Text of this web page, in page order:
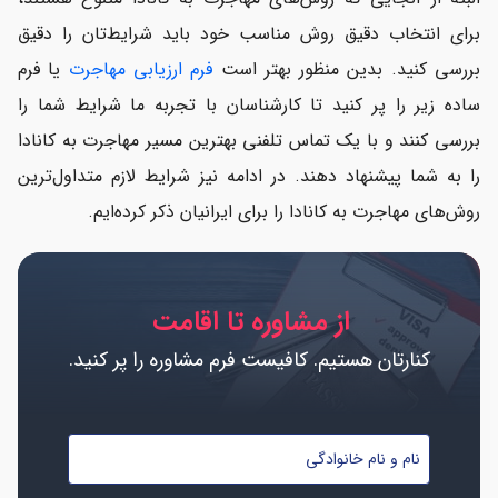
برای انتخاب دقیق روش مناسب خود باید شرایط‌تان را دقیق
بررسی کنید. بدین منظور بهتر است فرم ارزیابی مهاجرت یا فرم
ساده زیر را پر کنید تا کارشناسان با تجربه ما شرایط شما را
بررسی کنند و با یک تماس تلفنی بهترین مسیر مهاجرت به کانادا
را به شما پیشنهاد دهند. در ادامه نیز شرایط لازم متداول‌ترین
روش‌های مهاجرت به کانادا را برای ایرانیان ذکر کرده‌ایم.
از مشاوره تا اقامت
کنارتان هستیم. کافیست فرم مشاوره را پر کنید.
نام